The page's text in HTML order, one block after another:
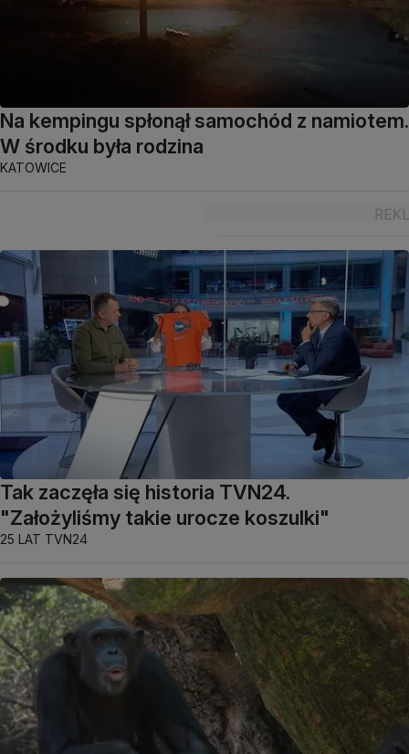
Na kempingu spłonął samochód z namiotem.
W środku była rodzina
KATOWICE
Tak zaczęła się historia TVN24.
"Założyliśmy takie urocze koszulki"
25 LAT TVN24